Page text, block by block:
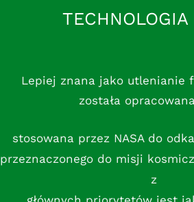
Lepiej znana jako utlenianie
została
stosowana przez NASA do
przeznaczonego do misji
z